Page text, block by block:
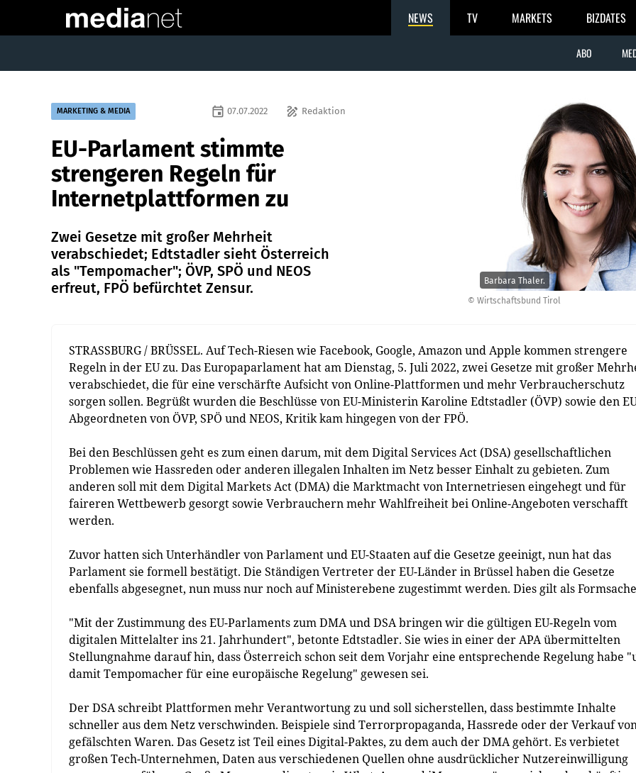
NEWS TV MARKETS BIZDATES
ABO
© Wirtschaftsbund Tirol
Barbara Thaler.
MARKETING & MEDIA draw Redaktion
event 07.07.2022
EU-Parlament stimmte
strengeren Regeln für
Internetplattformen zu
Zwei Gesetze mit großer Mehrheit
verabschiedet; Edtstadler sieht Österreich
als "Tempomacher"; ÖVP, SPÖ und NEOS
erfreut, FPÖ befürchtet Zensur.
STRASSBURG / BRÜSSEL. Auf Tech-Riesen wie Facebook, Google, Amazon und Apple kommen strengere
Regeln in der EU zu. Das Europaparlament hat am Dienstag, 5. Juli 2022, zwei Gesetze mit großer
verabschiedet, die für eine verschärfte Aufsicht von Online-Plattformen und mehr Verbraucherschutz
sorgen sollen. Begrüßt wurden die Beschlüsse von EU-Ministerin Karoline Edtstadler (ÖVP) sowie den
Abgeordneten von ÖVP, SPÖ und NEOS, Kritik kam hingegen von der FPÖ.
Bei den Beschlüssen geht es zum einen darum, mit dem Digital Services Act (DSA) gesellschaftlichen
Problemen wie Hassreden oder anderen illegalen Inhalten im Netz besser Einhalt zu gebieten. Zum
anderen soll mit dem Digital Markets Act (DMA) die Marktmacht von Internetriesen eingehegt und für
faireren Wettbewerb gesorgt sowie Verbrauchern mehr Wahlfreiheit bei Online-Angeboten verschafft
werden.
Zuvor hatten sich Unterhändler von Parlament und EU-Staaten auf die Gesetze geeinigt, nun hat das
Parlament sie formell bestätigt. Die Ständigen Vertreter der EU-Länder in Brüssel haben die Gesetze
ebenfalls abgesegnet, nun muss nur noch auf Ministerebene zugestimmt werden. Dies gilt als
"Mit der Zustimmung des EU-Parlaments zum DMA und DSA bringen wir die gültigen EU-Regeln vom
digitalen Mittelalter ins 21. Jahrhundert", betonte Edtstadler. Sie wies in einer der APA übermittelten
Stellungnahme darauf hin, dass Österreich schon seit dem Vorjahr eine entsprechende Regelung habe
damit Tempomacher für eine europäische Regelung" gewesen sei.
Der DSA schreibt Plattformen mehr Verantwortung zu und soll sicherstellen, dass bestimmte Inhalte
schneller aus dem Netz verschwinden. Beispiele sind Terrorpropaganda, Hassrede oder der Verkauf
gefälschten Waren. Das Gesetz ist Teil eines Digital-Paktes, zu dem auch der DMA gehört. Es verbietet
großen Tech-Unternehmen, Daten aus verschiedenen Quellen ohne ausdrücklicher Nutzereinwilligung